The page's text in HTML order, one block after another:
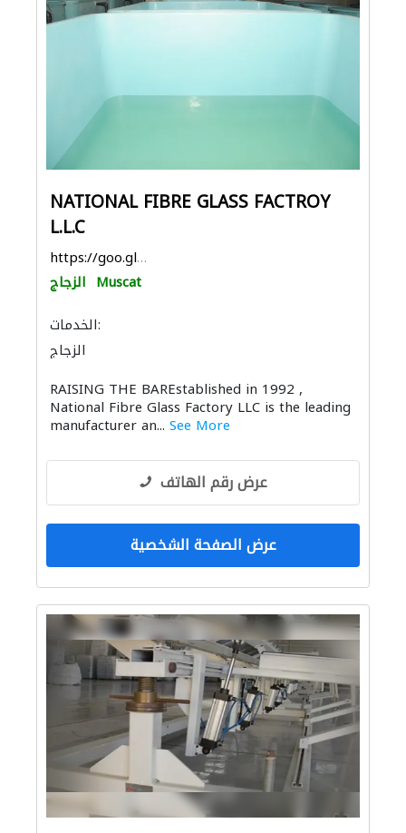
NATIONAL FIBRE GLASS FACTROY
L.L.C
https://goo.gl/maps/rTNTbPs91R4tV8cs6
الزجاج Muscat
الخدمات:
الزجاج
RAISING THE BAREstablished in 1992 ,
National Fibre Glass Factory LLC is the leading
manufacturer an... See More
عرض رقم الهاتف
عرض الصفحة الشخصية